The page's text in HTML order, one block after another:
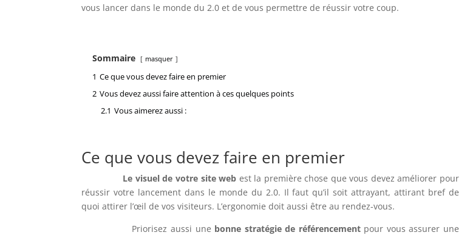
vous lancer dans le monde du 2.0 et de vous permettre de réussir votre coup.
Sommaire masquer
1 Ce que vous devez faire en premier
2 Vous devez aussi faire attention à ces quelques points
2.1 Vous aimerez aussi :
Ce que vous devez faire en premier
Le visuel de votre site web est la première chose que vous devez améliorer pour
réussir votre lancement dans le monde du 2.0. Il faut qu’il soit attrayant, attirant bref de
quoi attirer l’œil de vos visiteurs. L’ergonomie doit aussi être au rendez-vous.
Priorisez aussi une bonne stratégie de référencementpour vous assurer une